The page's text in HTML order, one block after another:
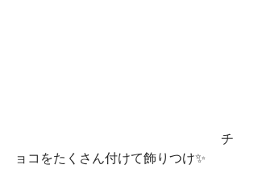
チ
ョコをたくさん付けて飾りつけ✨